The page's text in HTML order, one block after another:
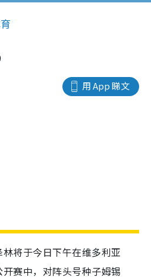
用 App 睇文
将于今日下午在维多利亚
赛中，对阵头号种子姆锡